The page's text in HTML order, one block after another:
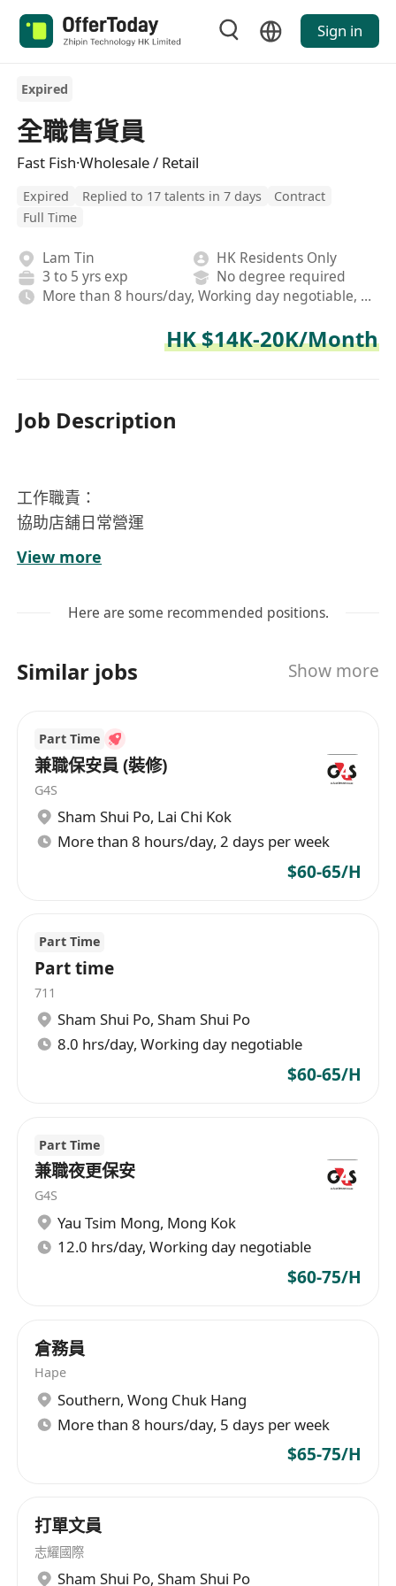
Sign in
Expired
全職售貨員
Fast Fish·Wholesale / Retail
Expired Replied to 17 talents in 7 days
Contract
Full Time
Lam Tin
HK Residents Only
3 to 5 yrs exp
No degree required
More than 8 hours/day, Working day negotiable, Rotating shifts
HK $14K-20K/Month
Job Description
工作職責：
協助店舖日常營運
收銀工作
管理及協助同事工作及溝通 貨品陳列, 盤點, 及日常
店面整潔及開關店舖 與顧客建立及維持良好關係
全職待遇及福利：
超時津貼
銷售達標獎金
每月6天例假 (法定假期作補假)
一小時午膳時間
輪班輪休
入職要求：
1年或以上服務性行業工作經驗
流利廣東話, 懂英語&普通話更佳
主動積極及有責任感
主要工作地點: 將軍澳
如有興趣請電郵你的Resume至以下郵箱：
View more
Here are some recommended positions.
Similar jobs Show more
Part Time
兼職保安員 (裝修)
G4S
Sham Shui Po, Lai Chi Kok
More than 8 hours/day, 2 days per week
$60-65/H
Part Time
Part time
711
Sham Shui Po, Sham Shui Po
8.0 hrs/day, Working day negotiable
$60-65/H
Part Time
兼職夜更保安
G4S
Yau Tsim Mong, Mong Kok
12.0 hrs/day, Working day negotiable
$60-75/H
倉務員
Hape
Southern, Wong Chuk Hang
More than 8 hours/day, 5 days per week
$65-75/H
打單文員
志耀國際
Sham Shui Po, Sham Shui Po